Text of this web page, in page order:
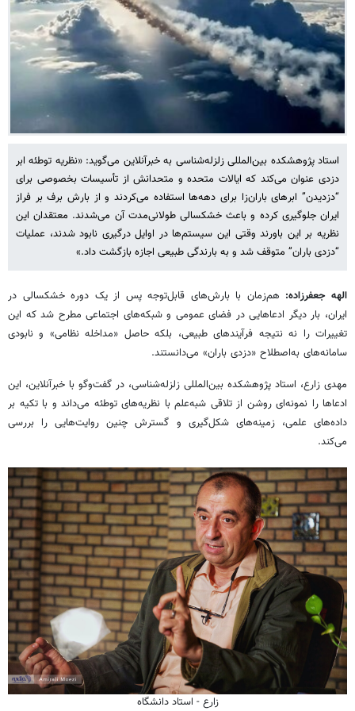
استاد پژوهشکده بین‌المللی زلزله‌شناسی به خبرآنلاین می‌گوید: «نظریه توطئه ابر
دزدی عنوان می‌کند که ایالات متحده و متحدانش از تأسیسات بخصوصی برای
“دزدیدن” ابرهای باران‌زا برای دهه‌ها استفاده می‌کردند و از بارش برف بر فراز
ایران جلوگیری کرده و باعث خشکسالی طولانی‌مدت آن می‌شدند. معتقدان این
نظریه بر این باورند وقتی این سیستم‌ها در اوایل درگیری نابود شدند، عملیات
“دزدی باران” متوقف شد و به بارندگی طبیعی اجازه بازگشت داد.»
الهه جعفرزاده: هم‌زمان با بارش‌های قابل‌توجه پس از یک دوره خشکسالی در
ایران، بار دیگر ادعاهایی در فضای عمومی و شبکه‌های اجتماعی مطرح شد که این
تغییرات را نه نتیجه فرآیندهای طبیعی، بلکه حاصل «مداخله نظامی» و نابودی
سامانه‌های به‌اصطلاح «دزدی باران» می‌دانستند.
مهدی زارع، استاد پژوهشکده بین‌المللی زلزله‌شناسی، در گفت‌وگو با خبرآنلاین، این
ادعاها را نمونه‌ای روشن از تلاقی شبه‌علم با نظریه‌های توطئه می‌داند و با تکیه بر
داده‌های علمی، زمینه‌های شکل‌گیری و گسترش چنین روایت‌هایی را بررسی
می‌کند.
زارع - استاد دانشگاه